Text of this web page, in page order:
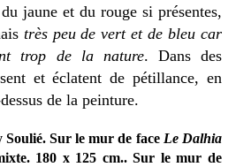
jaune et du rouge si présentes,
très peu de vert et de bleu car
trop de la nature. Dans des
et éclatent de pétillance, en
de la peinture.
Soulié. Sur le mur de face Le Dalhia
180 x 125 cm.. Sur le mur de